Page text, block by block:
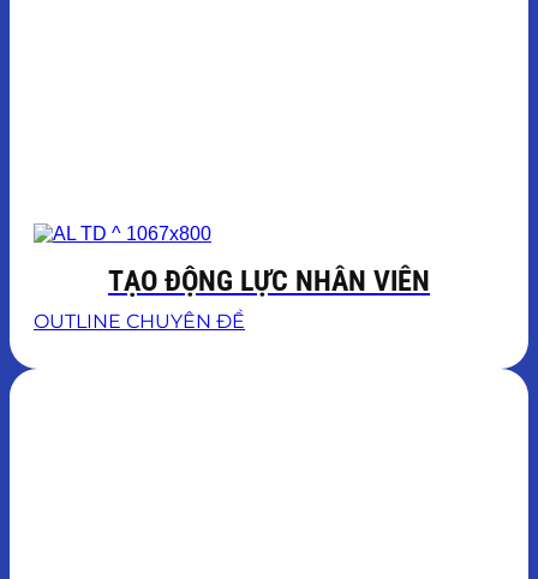
TẠO ĐỘNG LỰC NHÂN VIÊN
OUTLINE CHUYÊN ĐỀ